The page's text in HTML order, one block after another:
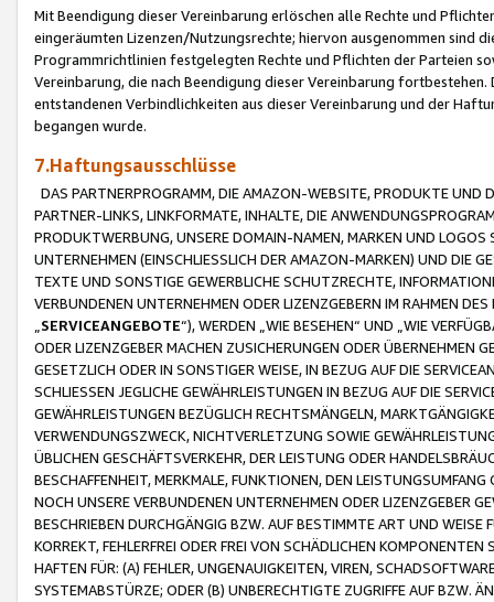
Mit Beendigung dieser Vereinbarung erlöschen alle Rechte und
eingeräumten Lizenzen/Nutzungsrechte; hiervon ausgenommen sind
Programmrichtlinien festgelegten Rechte und Pflichten der Parteien
Vereinbarung, die nach Beendigung dieser Vereinbarung
entstandenen Verbindlichkeiten aus dieser Vereinbarung und der
begangen wurde.
7.Haftungsausschlüsse
DAS PARTNERPROGRAMM, DIE AMAZON-WEBSITE, PRODUKTE UND
PARTNER-LINKS, LINKFORMATE, INHALTE, DIE
PRODUKTWERBUNG, UNSERE DOMAIN-NAMEN, MARKEN UND
UNTERNEHMEN (EINSCHLIESSLICH DER AMAZON-MARKEN) UND DIE
TEXTE UND SONSTIGE GEWERBLICHE SCHUTZRECHTE,
VERBUNDENEN UNTERNEHMEN ODER LIZENZGEBERN IM RAHMEN
SERVICEANGEBOTE“), WERDEN „WIE BESEHEN“ UND „WIE
ODER LIZENZGEBER MACHEN ZUSICHERUNGEN ODER ÜBERNEHMEN
GESETZLICH ODER IN SONSTIGER WEISE, IN BEZUG AUF DIE
SCHLIESSEN JEGLICHE GEWÄHRLEISTUNGEN IN BEZUG AUF DIE
GEWÄHRLEISTUNGEN BEZÜGLICH RECHTSMÄNGELN,
VERWENDUNGSZWECK, NICHTVERLETZUNG SOWIE
ÜBLICHEN GESCHÄFTSVERKEHR, DER LEISTUNG ODER
BESCHAFFENHEIT, MERKMALE, FUNKTIONEN, DEN
NOCH UNSERE VERBUNDENEN UNTERNEHMEN ODER LIZENZGEBER
BESCHRIEBEN DURCHGÄNGIG BZW. AUF BESTIMMTE ART UND
KORREKT, FEHLERFREI ODER FREI VON SCHÄDLICHEN
HAFTEN FÜR: (A) FEHLER, UNGENAUIGKEITEN, VIREN,
SYSTEMABSTÜRZE; ODER (B) UNBERECHTIGTE ZUGRIFFE AUF BZW.